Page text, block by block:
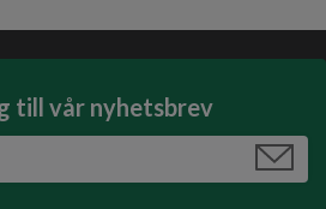
till vår nyhetsbrev